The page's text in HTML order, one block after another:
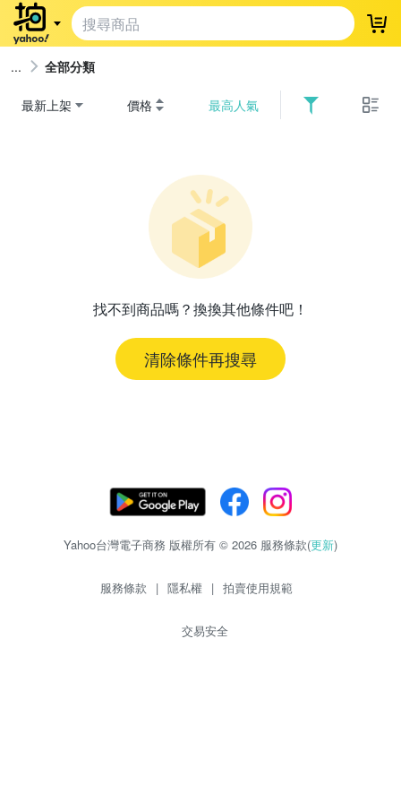
登
全部分類
最新上架 價格 最高人氣
找不到商品嗎？換換其他條件吧！
清除條件再搜尋
Yahoo台灣電子商務 版權所有 © 2026 服務條款(更新)
服務條款 | 隱私權 | 拍賣使用規範
交易安全